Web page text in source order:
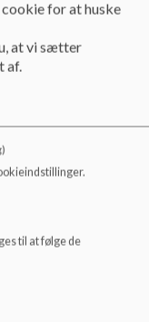
effekt, da de har
kontakt med de
med deres forældre,
har desuden den
unge, som har brug
kontakter de unge
i en god tone
Skovvangskolen
følgende
for at huske
at vi sætter
af.
til at følge de